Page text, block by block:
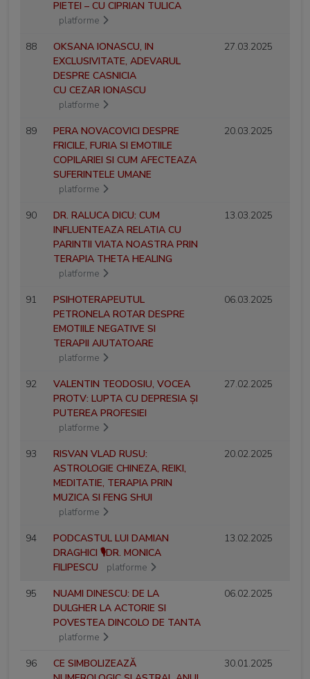
PIETEI – CU CIPRIAN TULICA
platforme
88
OKSANA IONASCU, IN
EXCLUSIVITATE, ADEVARUL
DESPRE CASNICIA
CU CEZAR IONASCU
platforme
27.03.2025
89
PERA NOVACOVICI DESPRE
FRICILE, FURIA SI EMOTIILE
COPILARIEI SI CUM AFECTEAZA
SUFERINTELE UMANE
platforme
20.03.2025
90
DR. RALUCA DICU: CUM
INFLUENTEAZA RELATIA CU
PARINTII VIATA NOASTRA PRIN
TERAPIA THETA HEALING
platforme
13.03.2025
91
PSIHOTERAPEUTUL
PETRONELA ROTAR DESPRE
EMOTIILE NEGATIVE SI
TERAPII AJUTATOARE
platforme
06.03.2025
92
VALENTIN TEODOSIU, VOCEA
PROTV: LUPTA CU DEPRESIA ȘI
PUTEREA PROFESIEI
platforme
27.02.2025
93
RISVAN VLAD RUSU:
ASTROLOGIE CHINEZA, REIKI,
MEDITATIE, TERAPIA PRIN
MUZICA SI FENG SHUI
platforme
20.02.2025
94
PODCASTUL LUI DAMIAN
DRAGHICI 🎙️DR. MONICA
FILIPESCU
platforme
13.02.2025
95
NUAMI DINESCU: DE LA
DULGHER LA ACTORIE SI
POVESTEA DINCOLO DE TANTA
platforme
06.02.2025
96
CE SIMBOLIZEAZĂ
30.01.2025